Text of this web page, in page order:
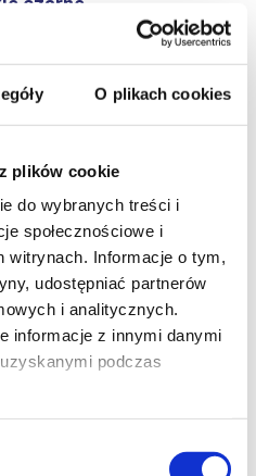
O plikach cookies
plików cookie
do wybranych treści i
społecznościowe i
witrynach. Informacje o tym,
udostępniać partnerów
i analitycznych.
informacje z innymi danymi
podczas